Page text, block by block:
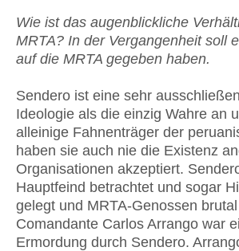
Wie ist das augenblickliche
MRTA? In der Vergangenheit soll
auf die MRTA gegeben haben.
Sendero ist eine sehr
Ideologie als die einzig Wahre an
alleinige Fahnenträger der
haben sie auch nie die Existenz
Organisationen akzeptiert.
Hauptfeind betrachtet und sogar
gelegt und MRTA-Genossen
Comandante Carlos Arrango war
Ermordung durch Sendero.